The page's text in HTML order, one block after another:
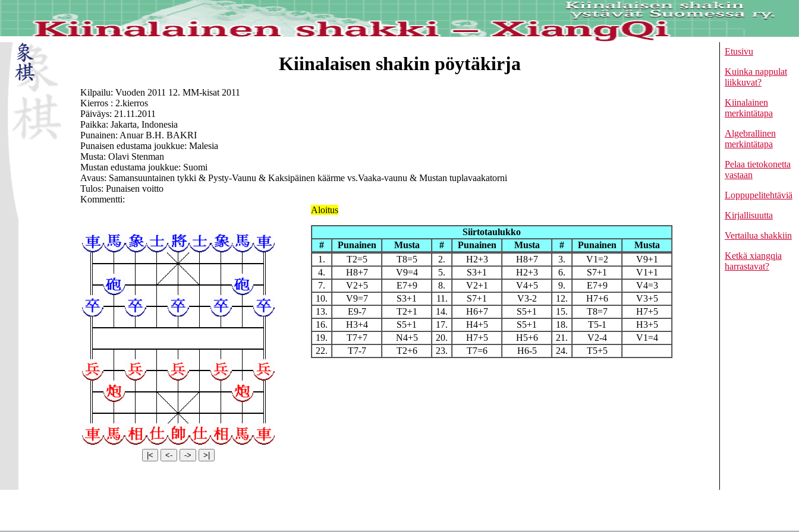
Kiinalaisen shakin pöytäkirja
Kilpailu: Vuoden 2011 12. MM-kisat 2011
Kierros : 2.kierros
Päiväys: 21.11.2011
Paikka: Jakarta, Indonesia
Punainen: Anuar B.H. BAKRI
Punaisen edustama joukkue: Malesia
Musta: Olavi Stenman
Mustan edustama joukkue: Suomi
Avaus: Samansuuntainen tykki & Pysty-Vaunu & Kaksipäinen käärme vs.Vaaka-vaunu & Mustan tuplavaakatorni
Tulos: Punaisen voitto
Kommentti:
Aloitus
Siirtotaulukko
#
Punainen Musta # Punainen Musta # Punainen
Musta
1.
T2=5 T8=5 2. H2+3 H8+7 3. V1=2
V9+1
4.
H8+7 V9=4 5. S3+1 H2+3 6. S7+1
V1+1
7.
V2+5 E7+9 8. V2+1 V4+5 9. E7+9
V4=3
10.
V9=7 S3+1 11. S7+1 V3-2 12. H7+6
V3+5
13.
E9-7 T2+1 14. H6+7 S5+1 15. T8=7
H7+5
16.
H3+4 S5+1 17. H4+5 S5+1 18. T5-1
H3+5
19.
T7+7 N4+5 20. H7+5 H5+6 21. V2-4
V1=4
22.
T7-7 T2+6 23. T7=6 H6-5 24. T5+5
Etusivu
Kuinka nappulat
liikkuvat?
Kiinalainen
merkintätapa
Algebrallinen
merkintätapa
Pelaa tietokonetta
vastaan
Loppupelitehtäviä
Kirjallisuutta
Vertailua shakkiin
Ketkä xiangqia
harrastavat?